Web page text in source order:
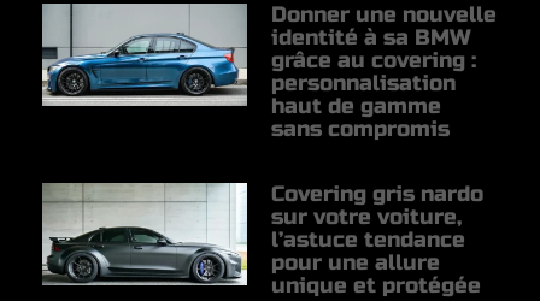
Donner une nouvelle
identité à sa BMW
grâce au covering :
personnalisation
haut de gamme
sans compromis
Covering gris nardo
sur votre voiture,
l’astuce tendance
pour une allure
unique et protégée